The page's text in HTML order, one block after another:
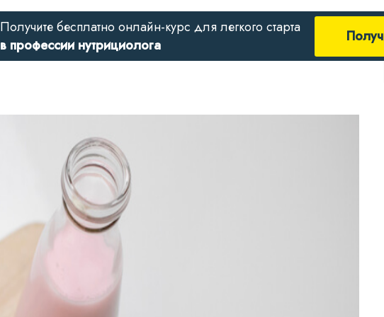
Получите бесплатно онлайн-курс для легкого старта
в профессии нутрициолога